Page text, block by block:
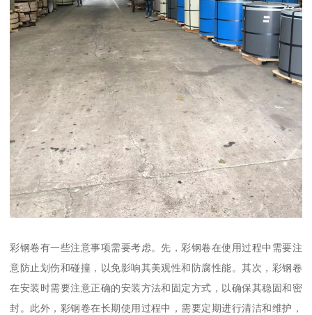
彩钢卷有一些注意事项需要考虑。先，彩钢卷在使用过程中需要注
意防止划伤和碰撞，以免影响其美观性和防腐性能。其次，彩钢卷
在安装时需要注意正确的安装方法和固定方式，以确保其稳固和密
封。此外，彩钢卷在长期使用过程中，需要定期进行清洁和维护，